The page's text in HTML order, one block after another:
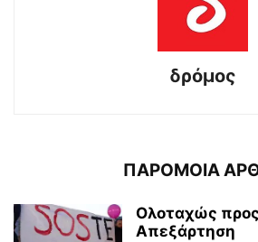
δρόμος
ΠΑΡΟΜΟΙΑ
Ολοταχώς
Απεξάρτηση